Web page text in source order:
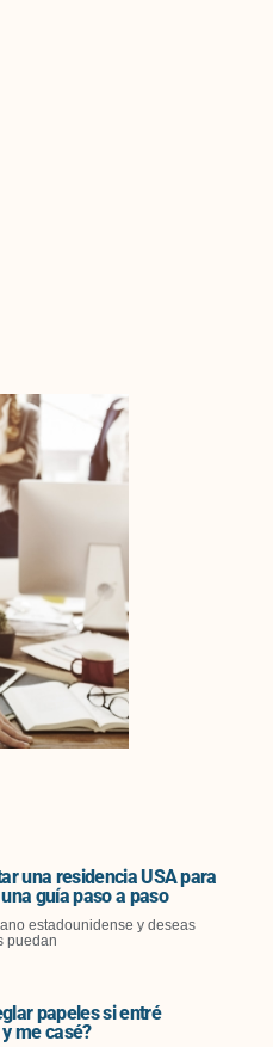
una residencia USA para
guía paso a paso
estadounidense y deseas
puedan
papeles si entré
me casé?